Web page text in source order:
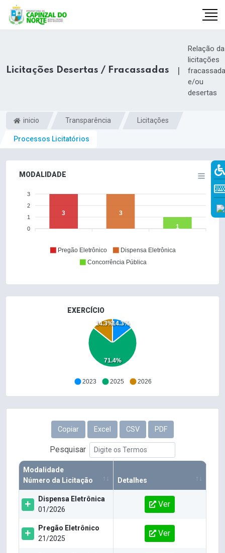
Licitações Desertas / Fracassadas |
Relação
licitações
e/ou
desertas
inicio Transparência Licitações
Processos Licitatórios
MODALIDADE
3
2
1
0
3
3
1
Pregão Eletrônico
Dispensa Eletrônica
Concorrência Pública
14.3%
71.4%
14.3%
EXERCÍCIO
2023 2025 2026
Copiar Excel CSV PDF
Pesquisar
Modalidade
Número da Licitação
Detalhes
Dispensa Eletrônica
01/2026
Ver
Pregão Eletrônico
21/2025
Ver